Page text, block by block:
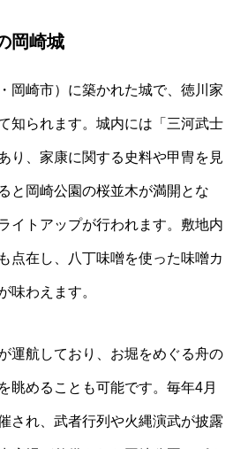
岡崎城
岡崎市）に築かれた城で、徳川家
知られます。城内には「三河武士
り、家康に関する史料や甲冑を見
と岡崎公園の桜並木が満開とな
イトアップが行われます。敷地内
点在し、八丁味噌を使った味噌カ
味わえます。
運航しており、お堀をめぐる舟の
眺めることも可能です。毎年4月
され、武者行列や火縄演武が披露